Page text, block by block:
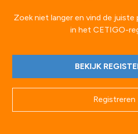
Zoek niet langer en vind de
in het CETIGO-
BEKIJK
Registreren